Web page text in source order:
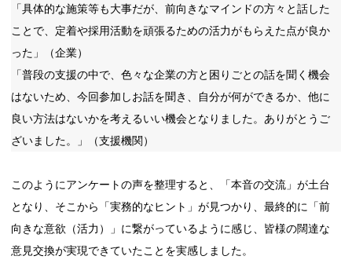
「具体的な施策等も大事だが、前向きなマインドの方々と話した
ことで、定着や採用活動を頑張るための活力がもらえた点が良か
った」（企業）
「普段の支援の中で、色々な企業の方と困りごとの話を聞く機会
はないため、今回参加しお話を聞き、自分が何ができるか、他に
良い方法はないかを考えるいい機会となりました。ありがとうご
ざいました。」（支援機関）
このようにアンケートの声を整理すると、「本音の交流」が土台
となり、そこから「実務的なヒント」が見つかり、最終的に「前
向きな意欲（活力）」に繋がっているように感じ、皆様の闊達な
意見交換が実現できていたことを実感しました。